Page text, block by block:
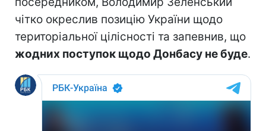
чітко окреслив позицію України щодо
територіальної цілісності та запевнив, що
жодних поступок щодо Донбасу не буде.